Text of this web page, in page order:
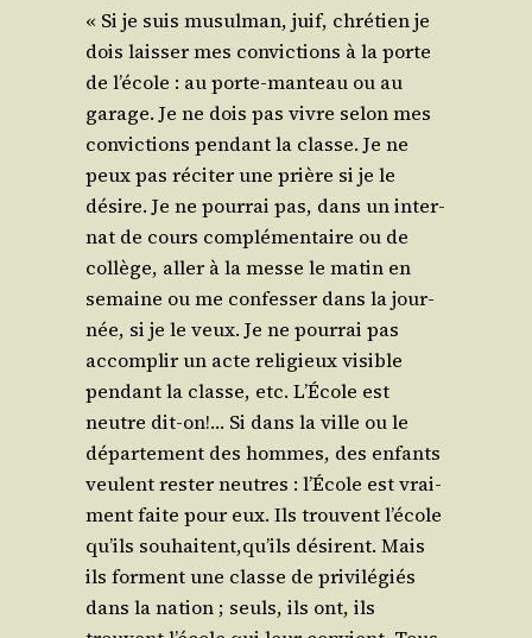
« Si je suis musul­man, juif, chré­tien je
dois lais­ser mes convic­tions à la porte
de l’é­cole : au porte-man­teau ou au
garage. Je ne dois pas vivre selon mes
convic­tions pen­dant la classe. Je ne
peux pas réci­ter une prière si je le
désire. Je ne pour­rai pas, dans un inter­
nat de cours com­plé­men­taire ou de
col­lège, aller à la messe le matin en
semaine ou me confes­ser dans la jour­
née, si je le veux. Je ne pour­rai pas
accom­plir un acte reli­gieux visible
pen­dant la classe, etc. L’É­cole est
neutre dit-on!… Si dans la ville ou le
dépar­te­ment des hommes, des enfants
veulent res­ter neutres : l’É­cole est vrai­
ment faite pour eux. Ils trouvent l’é­cole
qu’ils souhaitent,qu’ils dési­rent. Mais
ils forment une classe de pri­vi­lé­giés
dans la nation ; seuls, ils ont, ils